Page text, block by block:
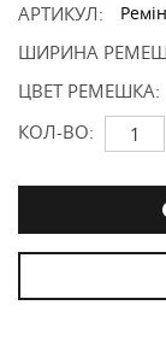
АРТИКУЛ:
ШИРИНА
ЦВЕТ РЕМЕШКА:
КОЛ-ВО: